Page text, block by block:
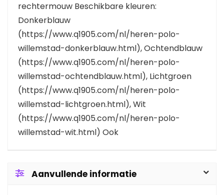
rechtermouw Beschikbare kleuren:
Donkerblauw
(https://www.q1905.com/nl/heren-polo-
willemstad-donkerblauw.html), Ochtendblauw
(https://www.q1905.com/nl/heren-polo-
willemstad-ochtendblauw.html), Lichtgroen
(https://www.q1905.com/nl/heren-polo-
willemstad-lichtgroen.html), Wit
(https://www.q1905.com/nl/heren-polo-
willemstad-wit.html) Ook
Aanvullende informatie